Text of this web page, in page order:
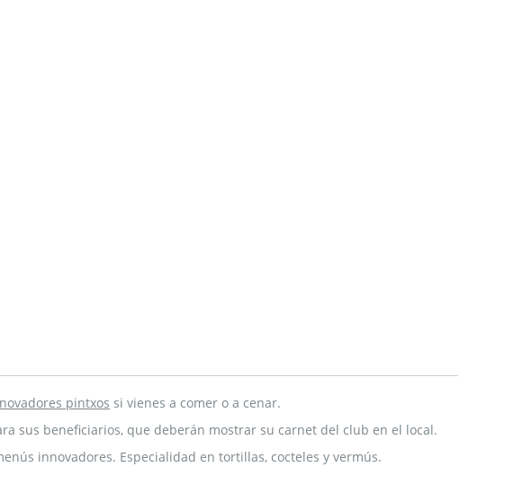
pintxos si vienes a comer o a cenar.
sus beneficiarios, que deberán mostrar su carnet del club en el local.
innovadores. Especialidad en tortillas, cocteles y vermús.